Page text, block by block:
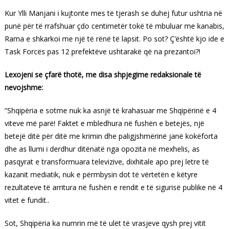
Kur Ylli Manjani i kujtonte mes të tjerash se duhej futur ushtria në
punë për të rrafshuar çdo centimetër tokë të mbuluar me kanabis,
Rama e shkarkoi me një të rënë të lapsit. Po sot? Ç’është kjo ide e
Task Forcës pas 12 prefektëve ushtarakë që na prezantoi?!
Lexojeni se çfarë thotë, me disa shpjegime redaksionale të
nevojshme:
”Shqipëria e sotme nuk ka asnjë të krahasuar me Shqipërinë e 4
viteve më parë! Faktet e mbledhura në fushën e betejës, një
betejë ditë për ditë me krimin dhe paligjshmërinë janë kokëforta
dhe as llumi i derdhur ditënatë nga opozita në mexhelis, as
pasqyrat e transformuara televizive, dixhitale apo prej letre të
kazanit mediatik, nuk e përmbysin dot të vërtetën e këtyre
rezultateve të arritura në fushën e rendit e të sigurisë publike në 4
vitet e fundit..
Sot, Shqipëria ka numrin më të ulët të vrasjeve qysh prej vitit